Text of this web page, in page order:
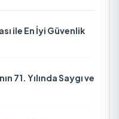
ile En İyi Güvenlik
71. Yılında Saygı ve